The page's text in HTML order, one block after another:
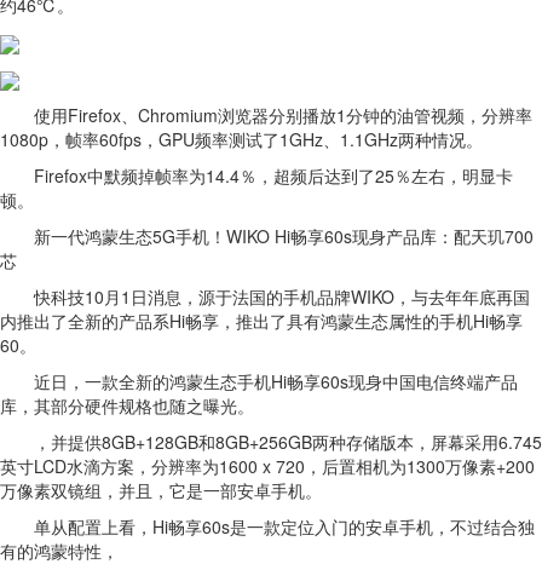
约46℃。
使用Firefox、Chromium浏览器分别播放1分钟的油管视频，分辨率
1080p，帧率60fps，GPU频率测试了1GHz、1.1GHz两种情况。
Firefox中默频掉帧率为14.4％，超频后达到了25％左右，明显卡
顿。
新一代鸿蒙生态5G手机！WIKO Hi畅享60s现身产品库：配天玑700
芯
快科技10月1日消息，源于法国的手机品牌WIKO，与去年年底再国
内推出了全新的产品系Hi畅享，推出了具有鸿蒙生态属性的手机Hi畅享
60。
近日，一款全新的鸿蒙生态手机Hi畅享60s现身中国电信终端产品
库，其部分硬件规格也随之曝光。
，并提供8GB+128GB和8GB+256GB两种存储版本，屏幕采用6.745
英寸LCD水滴方案，分辨率为1600 x 720，后置相机为1300万像素+200
万像素双镜组，并且，它是一部安卓手机。
单从配置上看，Hi畅享60s是一款定位入门的安卓手机，不过结合独
有的鸿蒙特性，